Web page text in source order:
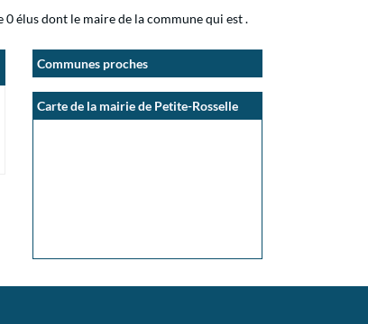
élus dont le maire de la commune qui est .
Communes proches
Carte de la mairie de Petite-Rosselle